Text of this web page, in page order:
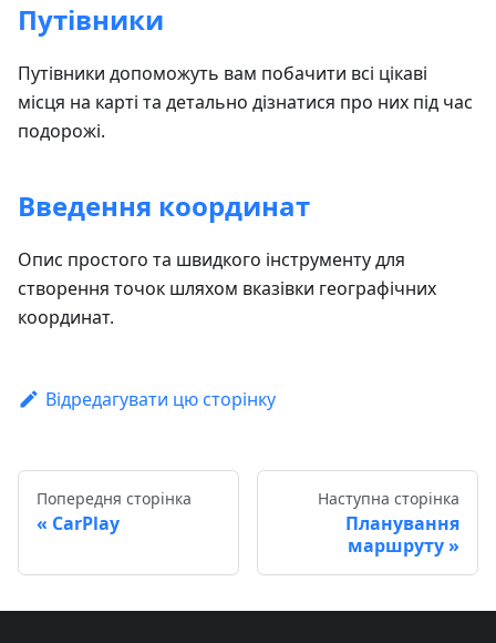
Путівники
Путівники допоможуть вам побачити всі цікаві
місця на карті та детально дізнатися про них під час
подорожі.
Введення координат
Опис простого та швидкого інструменту для
створення точок шляхом вказівки географічних
координат.
Відредагувати цю сторінку
Попередня сторінка
CarPlay
Наступна сторінка
Планування
маршруту